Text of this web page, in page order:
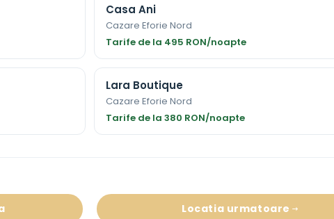
Casa Ani
Cazare Eforie Nord
Tarife de la 495 RON/noapte
Lara Boutique
Cazare Eforie Nord
Tarife de la 380 RON/noapte
Locatia urmatoare